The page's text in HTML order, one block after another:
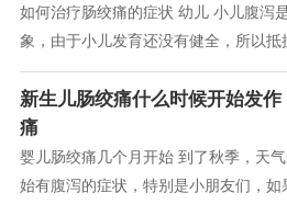
如何治疗肠绞痛的症状 幼儿 小儿腹泻
象，由于小儿发育还没有健全，所以抵
带来严重影响。下面小编我就小儿腹泻
新生儿肠绞痛什么时候开始发
痛
婴儿肠绞痛几个月开始 到了秋季，天
始有腹泻的症状，特别是小朋友们，如